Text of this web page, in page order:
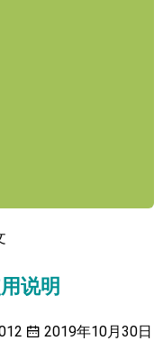
说明
2019年10月30日